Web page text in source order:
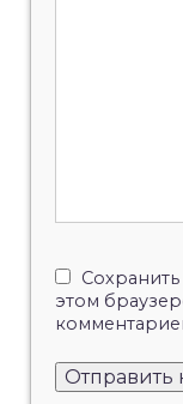
этом